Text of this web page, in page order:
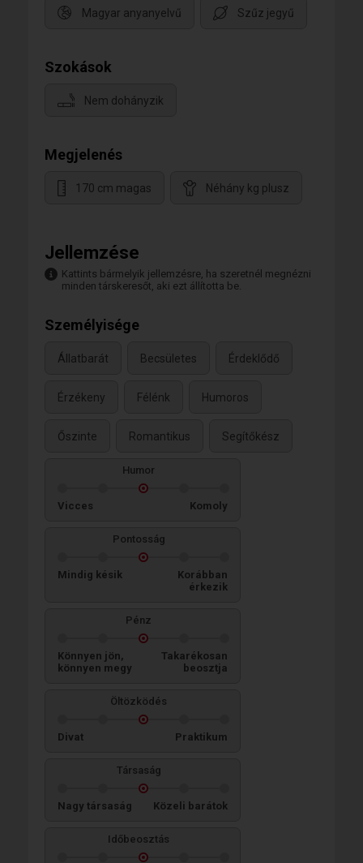
Magyar anyanyelvű Szűz jegyű
Szokások
Nem dohányzik
Megjelenés
170 cm magas Néhány kg plusz
Jellemzése
Kattints bármelyik jellemzésre, ha szeretnél megnézni
minden társkeresőt, aki ezt állította be.
Személyisége
Állatbarát Becsületes Érdeklődő
Érzékeny Félénk Humoros
Őszinte Romantikus Segítőkész
Humor
Vicces Komoly
Pontosság
Mindig késik
Korábban
érkezik
Pénz
Könnyen jön,
könnyen megy
Takarékosan
beosztja
Öltözködés
Divat Praktikum
Társaság
Nagy társaság Közeli barátok
Időbeosztás